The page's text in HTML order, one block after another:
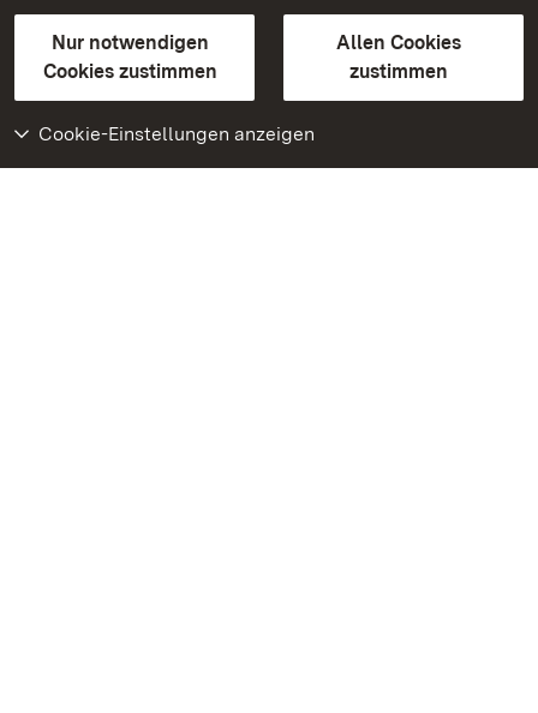
Nur notwendigen
Cookies zustimmen
Allen Cookies
zustimmen
Cookie-Einstellungen anzeigen
GebärdenspracheLeichte Sprache
Erklärung zur Barrierefreiheit
BITV-konform (geprüfte Seiten)
Weiteres